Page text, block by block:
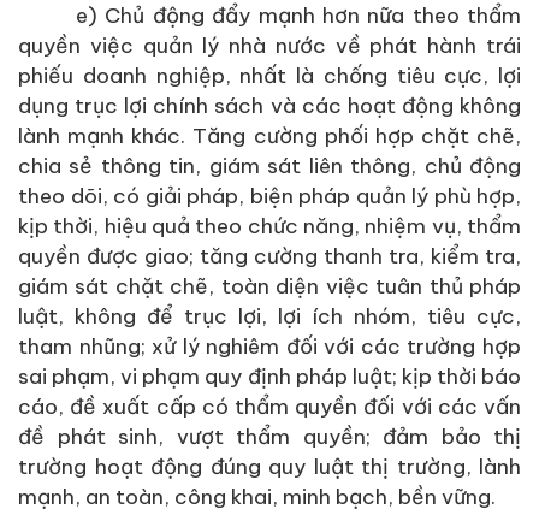
e) Chủ động đẩy mạnh hơn nữa theo thẩm
quyền việc quản lý nhà nước về phát hành trái
phiếu doanh nghiệp, nhất là chống tiêu cực, lợi
dụng trục lợi chính sách và các hoạt động không
lành mạnh khác. Tăng cường phối hợp chặt chẽ,
chia sẻ thông tin, giám sát liên thông, chủ động
theo dõi, có giải pháp, biện pháp quản lý phù hợp,
kịp thời, hiệu quả theo chức năng, nhiệm vụ, thẩm
quyền được giao; tăng cường thanh tra, kiểm tra,
giám sát chặt chẽ, toàn diện việc tuân thủ pháp
luật, không để trục lợi, lợi ích nhóm, tiêu cực,
tham nhũng; xử lý nghiêm đối với các trường hợp
sai phạm, vi phạm quy định pháp luật; kịp thời báo
cáo, đề xuất cấp có thẩm quyền đối với các vấn
đề phát sinh, vượt thẩm quyền; đảm bảo thị
trường hoạt động đúng quy luật thị trường, lành
mạnh, an toàn, công khai, minh bạch, bền vững.